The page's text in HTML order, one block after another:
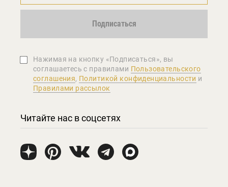
Подписаться
Нажимая на кнопку «Подписаться», вы
соглашаетеcь с правилами Пользовательского
соглашения, Политикой конфиденциальности и
Правилами рассылок
Читайте нас в соцсетях